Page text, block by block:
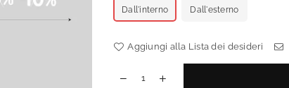
Dall'interno Dall'esterno
Aggiungi alla Lista dei desideri